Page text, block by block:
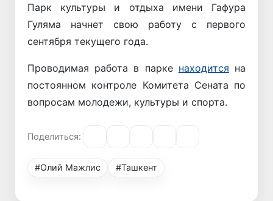
Парк культуры и отдыха имени Гафура
Гуляма начнет свою работу с первого
сентября текущего года.
Проводимая работа в парке находится на
постоянном контроле Комитета Сената по
вопросам молодежи, культуры и спорта.
Поделиться:
#Олий Мажлис #Ташкент